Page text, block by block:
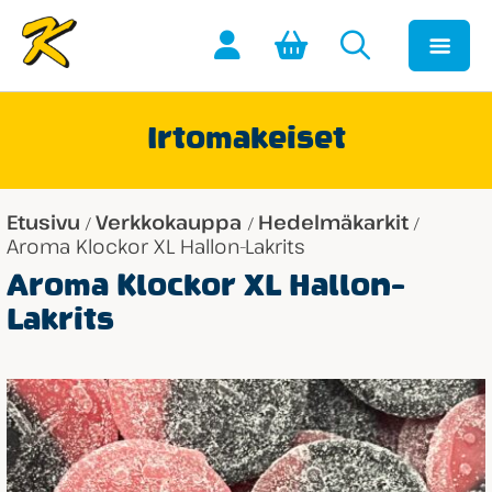
Irtomakeiset
Etusivu / Verkkokauppa / Hedelmäkarkit /
Aroma Klockor XL Hallon-Lakrits
Aroma Klockor XL Hallon-
Lakrits